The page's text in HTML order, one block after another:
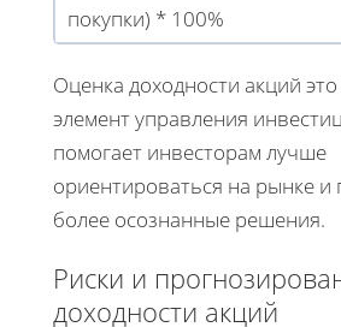
покупки) * 100%
Оценка доходности акций
элемент управления
помогает инвесторам лучше
ориентироваться на рынке и
более осознанные решения.
Риски и
доходности акций